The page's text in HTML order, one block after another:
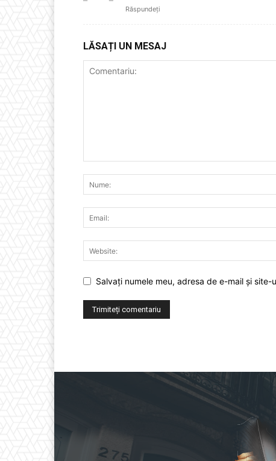
Răspundeți
LĂSAȚI UN MESAJ
Salvați numele meu, adresa de e-mail și